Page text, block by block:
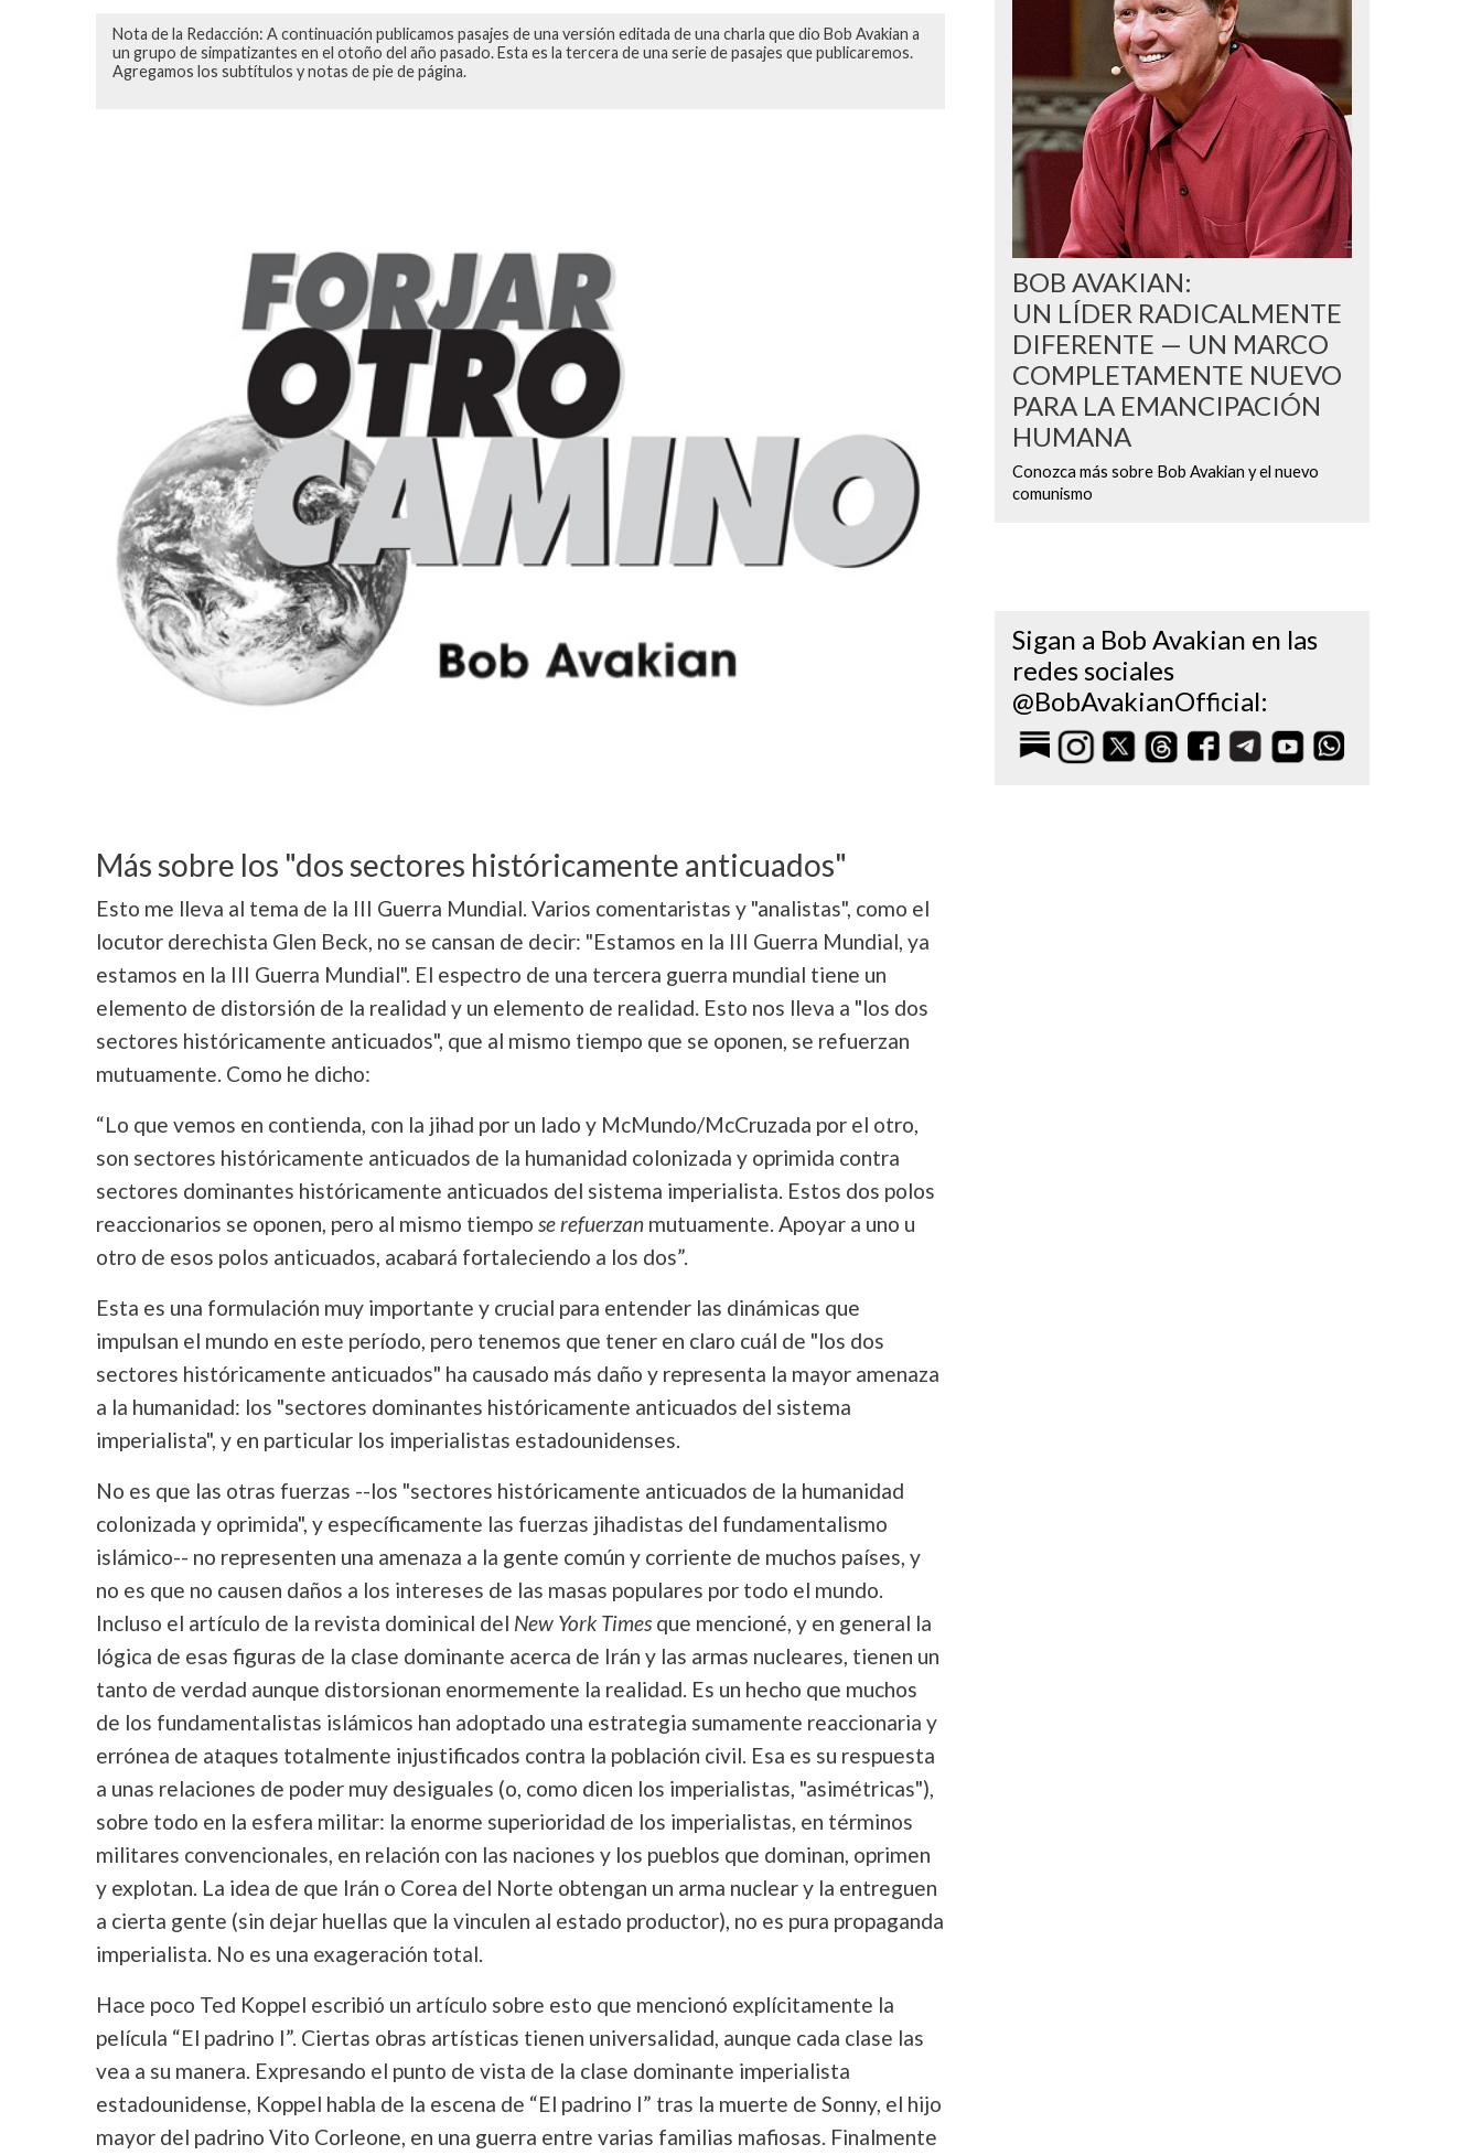
Nota de la Redacción: A continuación publicamos pasajes de una versión editada de una charla que dio Bob Avakian a
un grupo de simpatizantes en el otoño del año pasado. Esta es la tercera de una serie de pasajes que publicaremos.
Agregamos los subtítulos y notas de pie de página.
Más sobre los "dos sectores históricamente anticuados"
Esto me lleva al tema de la III Guerra Mundial. Varios comentaristas y "analistas", como el
locutor derechista Glen Beck, no se cansan de decir: "Estamos en la III Guerra Mundial, ya
estamos en la III Guerra Mundial". El espectro de una tercera guerra mundial tiene un
elemento de distorsión de la realidad y un elemento de realidad. Esto nos lleva a "los dos
sectores históricamente anticuados", que al mismo tiempo que se oponen, se refuerzan
mutuamente. Como he dicho:
“Lo que vemos en contienda, con la jihad por un lado y McMundo/McCruzada por el otro,
son sectores históricamente anticuados de la humanidad colonizada y oprimida contra
sectores dominantes históricamente anticuados del sistema imperialista. Estos dos polos
reaccionarios se oponen, pero al mismo tiempo se refuerzan mutuamente. Apoyar a uno u
otro de esos polos anticuados, acabará fortaleciendo a los dos”.
Esta es una formulación muy importante y crucial para entender las dinámicas que
impulsan el mundo en este período, pero tenemos que tener en claro cuál de "los dos
sectores históricamente anticuados" ha causado más daño y representa la mayor amenaza
a la humanidad: los "sectores dominantes históricamente anticuados del sistema
imperialista", y en particular los imperialistas estadounidenses.
No es que las otras fuerzas --los "sectores históricamente anticuados de la humanidad
colonizada y oprimida", y específicamente las fuerzas jihadistas del fundamentalismo
islámico-- no representen una amenaza a la gente común y corriente de muchos países, y
no es que no causen daños a los intereses de las masas populares por todo el mundo.
Incluso el artículo de la revista dominical del New York Timesque mencioné, y en general la
lógica de esas figuras de la clase dominante acerca de Irán y las armas nucleares, tienen un
tanto de verdad aunque distorsionan enormemente la realidad. Es un hecho que muchos
de los fundamentalistas islámicos han adoptado una estrategia sumamente reaccionaria y
errónea de ataques totalmente injustificados contra la población civil. Esa es su respuesta
a unas relaciones de poder muy desiguales (o, como dicen los imperialistas, "asimétricas"),
sobre todo en la esfera militar: la enorme superioridad de los imperialistas, en términos
militares convencionales, en relación con las naciones y los pueblos que dominan, oprimen
y explotan. La idea de que Irán o Corea del Norte obtengan un arma nuclear y la entreguen
a cierta gente (sin dejar huellas que la vinculen al estado productor), no es pura propaganda
imperialista. No es una exageración total.
Hace poco Ted Koppel escribió un artículo sobre esto que mencionó explícitamente la
película “El padrino I”. Ciertas obras artísticas tienen universalidad, aunque cada clase las
vea a su manera. Expresando el punto de vista de la clase dominante imperialista
estadounidense, Koppel habla de la escena de “El padrino I” tras la muerte de Sonny, el hijo
mayor del padrino Vito Corleone, en una guerra entre varias familias mafiosas. Finalmente
BOB AVAKIAN:
UN LÍDER RADICALMENTE
DIFERENTE — UN MARCO
COMPLETAMENTE NUEVO
PARA LA EMANCIPACIÓN
HUMANA
Conozca más sobre Bob Avakian y el nuevo
comunismo
Sigan a Bob Avakian en las
redes sociales
@BobAvakianOfficial: